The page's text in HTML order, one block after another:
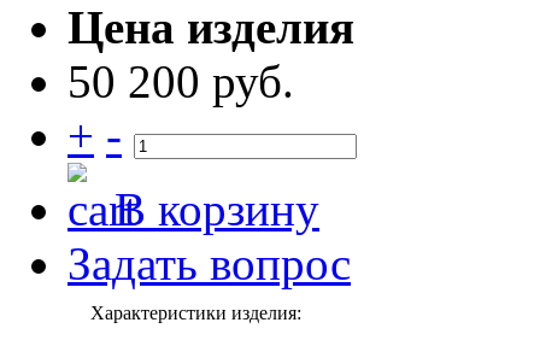
Цена изделия
50 200 руб.
+ -
В корзину
Задать вопрос
Характеристики изделия: